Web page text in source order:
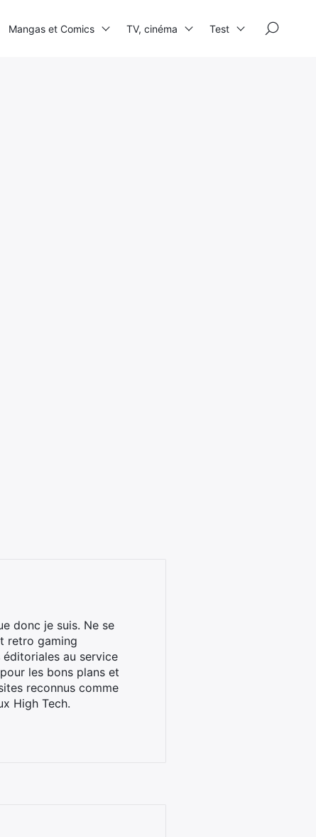
donc je suis. Ne se
retro gaming
au service
les bons plans et
reconnus comme
High Tech.
Mangas et Comics TV, cinéma Test